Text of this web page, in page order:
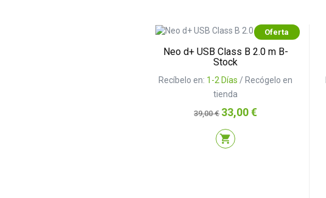
Oferta
Neo d+ USB Class B 2.0 m B-
Stock
Recíbelo en: 1-2 Días / Recógelo en
tienda
Precio
base
39,00 € Precio
33,00 €
shopping_cart